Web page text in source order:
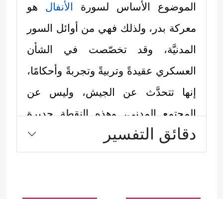
الموضوع الأساس لسورة الأنفال هو
معركة بدر، ولذلك فهي من أوائل السور
المدنيَّة، وقد تخصّصت في الشأن
العسكري عقيدةً وتربيةً وتجربةً وأحكامًا،
إنها تتحدَّث عن الجيش، وليس عن
المجتمع المدني، وهذه النقطة جديرة
بالملاحظة لكلِّ من يريد أن يفهم طبيعة
هذا الدين؛ لأن الخلط بين الفقه
دقائق التفسير